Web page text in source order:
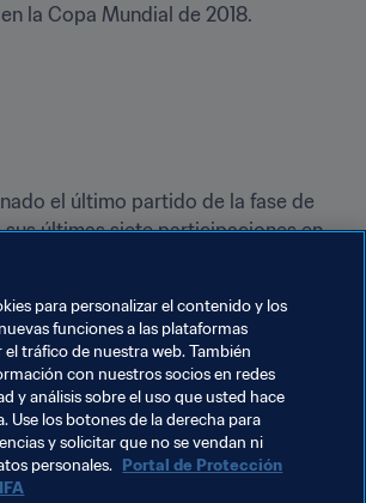
la Copa Mundial de 2018.
el último partido de la fase de
sus últimas siete participaciones en
la derrota por 3-0 ante Inglaterra en
dentro
nuestras Visual Stories
para personalizar el contenido y los
funciones a las plataformas
el tráfico de nuestra web. También
con nuestros socios en redes
y análisis sobre el uso que usted hace
Use los botones de la derecha para
y solicitar que no se vendan ni
personales. Portal de Protección